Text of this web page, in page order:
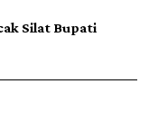
Silat Bupati